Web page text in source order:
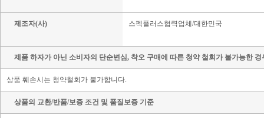
제조자(사) 스펙플러스협력업체/대한민국
제품 하자가 아닌 소비자의 단순변심, 착오 구매에 따른 청약 철회가 불가능한
상품 훼손시는 청약철회가 불가합니다.
상품의 교환/반품/보증 조건 및 품질보증 기준